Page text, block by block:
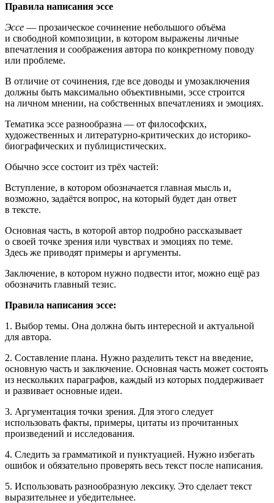
Правила написания эссе
Эссе — прозаическое сочинение небольшого объёма
и свободной композиции, в котором выражены личные
впечатления и соображения автора по конкретному поводу
или проблеме.
В отличие от сочинения, где все доводы и умозаключения
должны быть максимально объективными, эссе строится
на личном мнении, на собственных впечатлениях и эмоциях.
Тематика эссе разнообразна — от философских,
художественных и литературно-критических до историко-
биографических и публицистических.
Обычно эссе состоит из трёх частей:
Вступление, в котором обозначается главная мысль и,
возможно, задаётся вопрос, на который будет дан ответ
в тексте.
Основная часть, в которой автор подробно рассказывает
о своей точке зрения или чувствах и эмоциях по теме.
Здесь же приводят примеры и аргументы.
Заключение, в котором нужно подвести итог, можно ещё раз
обозначить главный тезис.
Правила написания эссе:
1. Выбор темы. Она должна быть интересной и актуальной
для автора.
2. Составление плана. Нужно разделить текст на введение,
основную часть и заключение. Основная часть может состоять
из нескольких параграфов, каждый из которых поддерживает
и развивает основные идеи.
3. Аргументация точки зрения. Для этого следует
использовать факты, примеры, цитаты из прочитанных
произведений и исследования.
4. Следить за грамматикой и пунктуацией. Нужно избегать
ошибок и обязательно проверять весь текст после написания.
5. Использовать разнообразную лексику. Это сделает текст
выразительнее и убедительнее.